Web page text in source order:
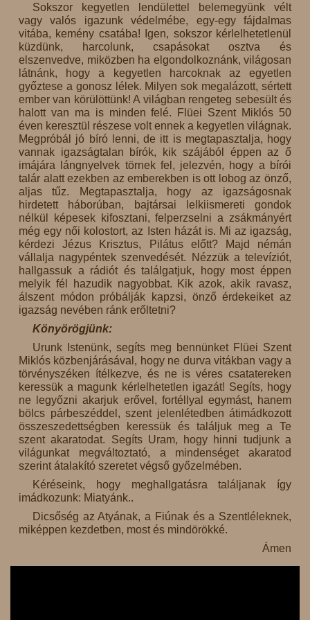
Sokszor kegyetlen lendülettel belemegyünk vélt
vagy valós igazunk védelmébe, egy-egy fájdalmas
vitába, kemény csatába! Igen, sokszor kérlelhetetlenül
küzdünk, harcolunk, csapásokat osztva és
elszenvedve, miközben ha elgondolkoznánk, világosan
látnánk, hogy a kegyetlen harcoknak az egyetlen
győztese a gonosz lélek. Milyen sok megalázott, sértett
ember van körülöttünk! A világban rengeteg sebesült és
halott van ma is minden felé. Flüei Szent Miklós 50
éven keresztül részese volt ennek a kegyetlen világnak.
Megpróbál jó bíró lenni, de itt is megtapasztalja, hogy
vannak igazságtalan bírók, kik szájából éppen az ő
imájára lángnyelvek törnek fel, jelezvén, hogy a bírói
talár alatt ezekben az emberekben is ott lobog az önző,
aljas tűz. Megtapasztalja, hogy az igazságosnak
hirdetett háborúban, bajtársai lelkiismereti gondok
nélkül képesek kifosztani, felperzselni a zsákmányért
még egy női kolostort, az Isten házát is. Mi az igazság,
kérdezi Jézus Krisztus, Pilátus előtt? Majd némán
vállalja nagypéntek szenvedését. Nézzük a televíziót,
hallgassuk a rádiót és találgatjuk, hogy most éppen
melyik fél hazudik nagyobbat. Kik azok, akik ravasz,
álszent módon próbálják kapzsi, önző érdekeiket az
igazság nevében ránk erőltetni?
Könyörögjünk:
Urunk Istenünk, segíts meg bennünket Flüei Szent
Miklós közbenjárásával, hogy ne durva vitákban vagy a
törvényszéken ítélkezve, és ne is véres csatatereken
keressük a magunk kérlelhetetlen igazát! Segíts, hogy
ne legyőzni akarjuk erővel, fortéllyal egymást, hanem
bölcs párbeszéddel, szent jelenlétedben átimádkozott
összeszedettségben keressük és találjuk meg a Te
szent akaratodat. Segíts Uram, hogy hinni tudjunk a
világunkat megváltoztató, a mindenséget akaratod
szerint átalakító szeretet végső győzelmében.
Kéréseink, hogy meghallgatásra találjanak így
imádkozunk: Miatyánk..
Dicsőség az Atyának, a Fiúnak és a Szentléleknek,
miképpen kezdetben, most és mindörökké.
Ámen